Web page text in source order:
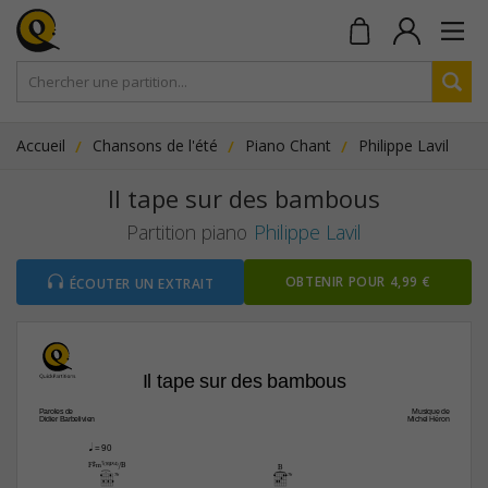
Accueil Chansons de l'été Piano Chant Philippe Lavil
Il tape sur des bambous
Partition piano Philippe Lavil
ÉCOUTER UN EXTRAIT OBTENIR POUR 4,99 €
Il tape sur des bambous
Paroles de
Didier Barbelivien
Musique de
Michel Héron
q = 90
7fr
F©‹7(“4)/B
7fr
B